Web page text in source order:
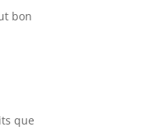
bon
que